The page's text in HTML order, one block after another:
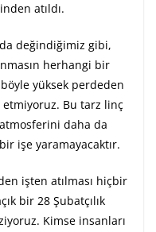
atıldı.
değindiğimiz gibi,
herhangi bir
yüksek perdeden
etmiyoruz. Bu tarz linç
daha da
işe yaramayacaktır.
işten atılması hiçbir
bir 28 Şubatçılık
Kimse insanları